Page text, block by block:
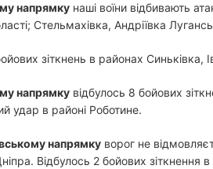
напрямку наші воїни відбивають
Стельмахівка, Андріївка
зіткнень в районах Синьківка,
напрямку відбулось 8 бойових
удар в районі Роботине.
напрямку ворог не
Відбулось 2 бойових зіткнення